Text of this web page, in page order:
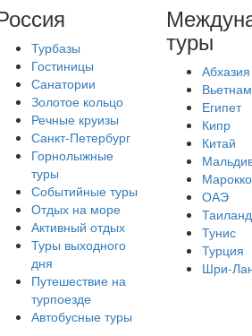
Турбазы
Гостиницы
Санатории
Золотое кольцо
Речные круизы
Санкт-Петербург
Горнолыжные
туры
Событийные туры
Отдых на море
Активный отдых
Туры выходного
дня
Путешествие на
турпоезде
Автобусные туры
туры
Абхазия
Вьетнам
Египет
Кипр
Китай
Марокко
ОАЭ
Таиланд
Тунис
Турция
Шри-